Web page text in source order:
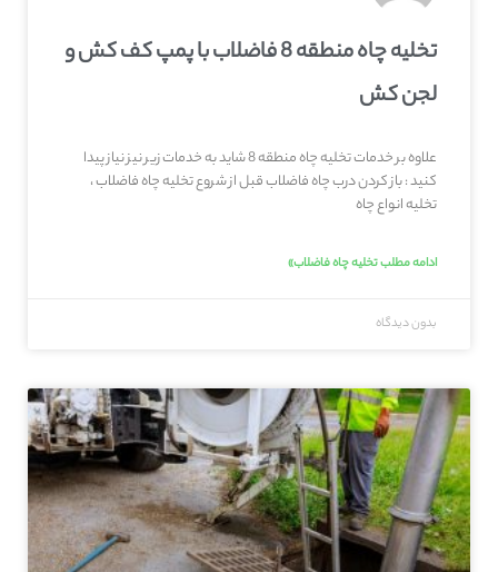
تخلیه چاه منطقه 8 فاضلاب با پمپ کف کش و
لجن کش
علاوه بر خدمات تخلیه چاه منطقه 8 شاید به خدمات زیر نیز نیاز پیدا
کنید : باز کردن درب چاه فاضلاب قبل از شروع تخلیه چاه فاضلاب ،
تخلیه انواع چاه
ادامه مطلب تخلیه چاه فاضلاب»
بدون دیدگاه